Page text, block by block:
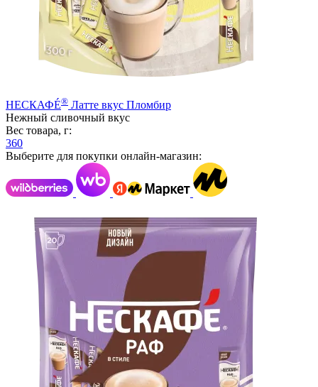
НЕСКАФÉ® Латте вкус Пломбир
Нежный сливочный вкус
Вес товара, г:
360
Выберите для покупки онлайн-магазин: